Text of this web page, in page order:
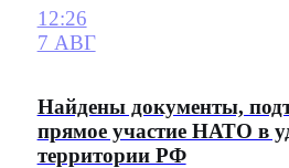
12:26
7 АВГ
Найдены документы,
прямое участие НАТО в
территории РФ